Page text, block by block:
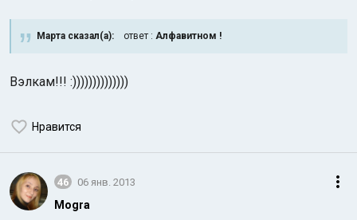
Марта сказал(а): ответ : Алфавитном !
Вэлкам!!! :))))))))))))))
Нравится
46 06 янв. 2013
Mogra